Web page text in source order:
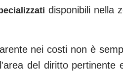
disponibili nella
nei costi non è
del diritto